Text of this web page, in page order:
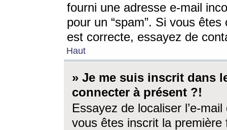
fourni une adresse e-mail
pour un “spam”. Si vous
est correcte, essayez de
Haut
» Je me suis inscrit dans
connecter à présent ?!
Essayez de localiser l’e-
vous êtes inscrit la première